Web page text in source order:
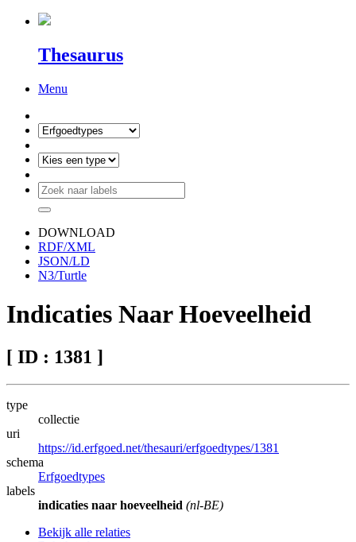
Thesaurus
Menu
DOWNLOAD
RDF/XML
JSON/LD
N3/Turtle
Indicaties Naar Hoeveelheid
[ ID : 1381 ]
type
collectie
uri
https://id.erfgoed.net/thesauri/erfgoedtypes/1381
schema
Erfgoedtypes
labels
indicaties naar hoeveelheid (nl-BE)
Bekijk alle relaties